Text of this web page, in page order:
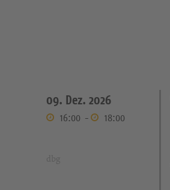
09. Dez. 2026
16:00 - 18:00